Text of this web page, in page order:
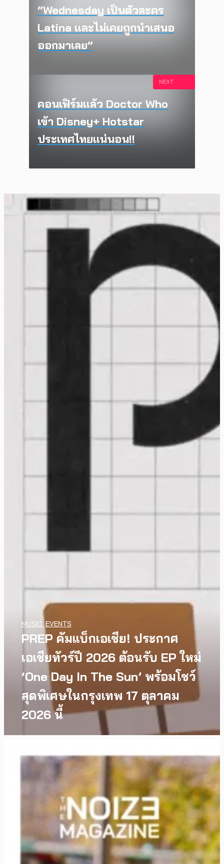
“Wednesday เป็นตัวละคร
Latina และไม่เคยถูกนำเสนอ
ออกมาเลย”
คอนเฟิร์มแล้ว Doctor Who
เข้า Disney+ Hotstar
ประเทศไทยแน่นอน!!
NEXT
PREP คัมแบ็กเอเชีย! ประกาศ
เอเชียทัวร์ปี 2026 ต้อนรับ EP ใหม่
‘One Day In The Sun’ พร้อมโชว์
สุดพิเศษในกรุงเทพ 17 ตุลาคม
2026 นี้
MUSIC ,EVENTS